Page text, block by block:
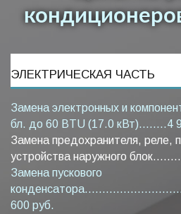
ЭЛЕКТРИЧЕСКАЯ ЧАСТЬ
Замена электронных и
бл. до 60 BTU (17.0 кВт)........4
Замена предохранителя, реле,
устройства наружного
Замена пускового
600 руб.